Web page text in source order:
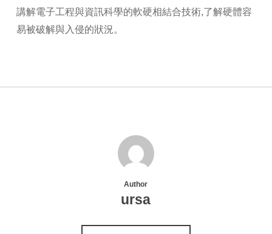
講解電子工程與資訊科學的軟硬相結合技術,了解硬體容
易被破解與入侵的狀況。
Author
ursa